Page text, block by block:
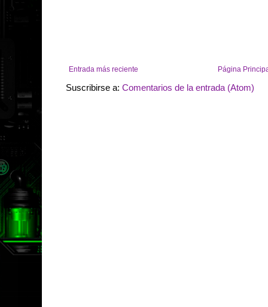
Entrada más reciente Página
Suscribirse a: Comentarios de la entrada (Atom)